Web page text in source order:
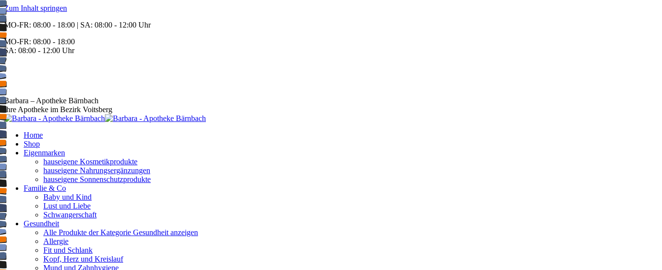
Zum Inhalt springen
MO-FR: 08:00 - 18:00 | SA: 08:00 - 12:00 Uhr
MO-FR: 08:00 - 18:00
SA: 08:00 - 12:00 Uhr
BEREITSCHAFT
+43 3142 62553
Barbara – Apotheke Bärnbach
Ihre Apotheke im Bezirk Voitsberg
Home
Shop
Eigenmarken
hauseigene Kosmetikprodukte
hauseigene Nahrungsergänzungen
hauseigene Sonnenschutzprodukte
Familie & Co
Baby und Kind
Lust und Liebe
Schwangerschaft
Gesundheit
Alle Produkte der Kategorie Gesundheit anzeigen
Allergie
Fit und Schlank
Kopf, Herz und Kreislauf
Mund und Zahnhygiene